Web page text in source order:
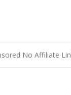
No Affiliate